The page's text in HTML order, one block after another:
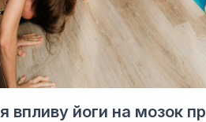
впливу йоги на мозок